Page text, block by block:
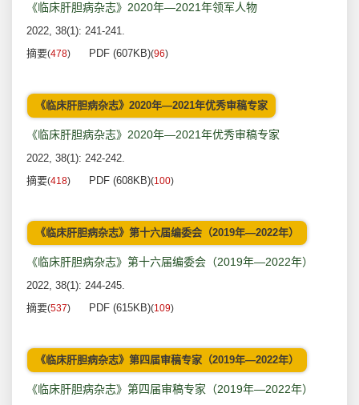
《临床肝胆病杂志》2020年—2021年领军人物
2022, 38(1): 241-241.
摘要(478) PDF (607KB)(96)
《临床肝胆病杂志》2020年—2021年优秀审稿专家
《临床肝胆病杂志》2020年—2021年优秀审稿专家
2022, 38(1): 242-242.
摘要(418) PDF (608KB)(100)
《临床肝胆病杂志》第十六届编委会（2019年—2022年）
《临床肝胆病杂志》第十六届编委会（2019年—2022年）
2022, 38(1): 244-245.
摘要(537) PDF (615KB)(109)
《临床肝胆病杂志》第四届审稿专家（2019年—2022年）
《临床肝胆病杂志》第四届审稿专家（2019年—2022年）